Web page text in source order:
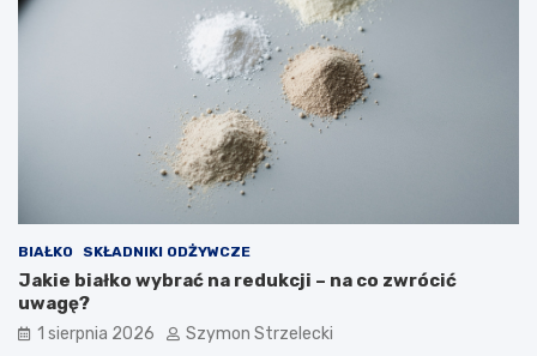
BIAŁKO SKŁADNIKI ODŻYWCZE
Jakie białko wybrać na redukcji – na co zwrócić
uwagę?
1 sierpnia 2026 Szymon Strzelecki